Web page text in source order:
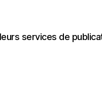
services de